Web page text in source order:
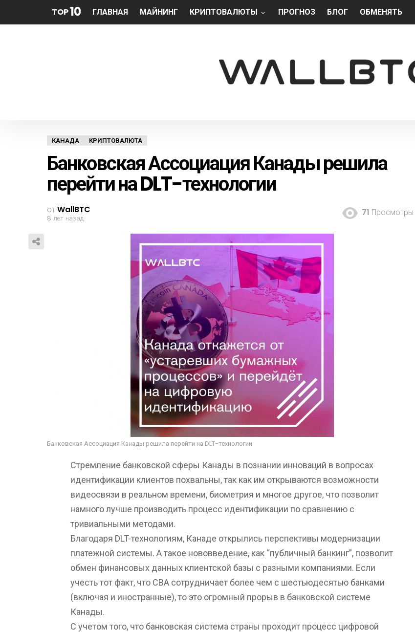
TOP10 ГЛАВНАЯ МАЙНИНГ КРИПТОВАЛЮТЫ ПРОГНОЗ БЛОГ ОБМЕНЯТЬ
КАНАДА КРИПТОВАЛЮТА
Банковская Ассоциация Канады решила
перейти на DLT-технологии
отWallBTC
8 лет назад
71 Просмотры
Банковская Ассоциация Канады решила перейти на DLT-технологии
Стремление банковской сферы Канады в познании инноваций в вопросах
идентификации клиентов похвальны, так как им открываются возможности
видеосвязи в реальном времени, биометрия и многое другое, что позволит
намного лучше производить процесс идентификации по сравнению с
тривиальными методами.
Благодаря DLT-технологиям, Канаде открылись перспективы модернизации
платежной системы. А такое нововведение, как “публичный банкинг”, позволит
обмен финансовых данных клиентской базы с разными компаниями. Если
учесть тот факт, что СВА сотрудничает более чем с шестьюдесятью банками
(включая и иностранные), то это огромный прорыв в банковской системе
Канады.
С учетом того, что банковская система страны проходит процесс цифровой